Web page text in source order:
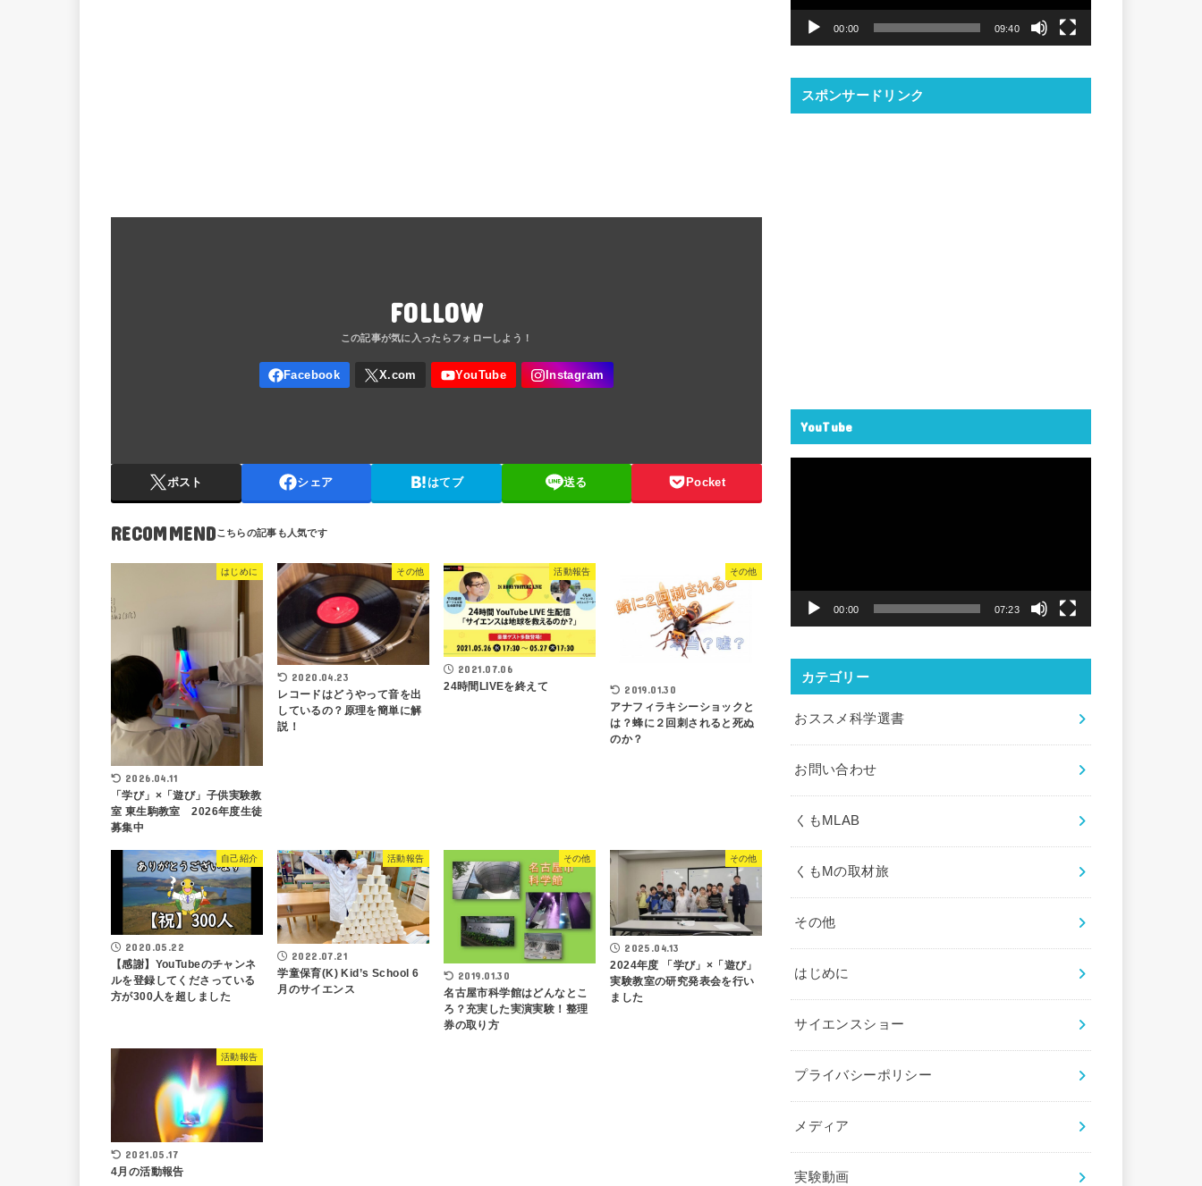
FOLLOW
ポスト シェア はてブ 送る Pocket
RECOMMEND
はじめに
2026.04.11
「学び」×「遊び」子供実験教
室 東生駒教室 2026年度生徒
募集中
その他
2020.04.23
レコードはどうやって音を出
しているの？原理を簡単に解
説！
活動報告
2021.07.06
24時間LIVEを終えて
その他
2019.01.30
アナフィラキシーショックと
は？蜂に２回刺されると死ぬ
のか？
自己紹介
2020.05.22
【感謝】YouTubeのチャンネ
ルを登録してくださっている
方が300人を超しました
活動報告
2022.07.21
学童保育(K) Kid’s School 6
月のサイエンス
その他
2019.01.30
名古屋市科学館はどんなとこ
ろ？充実した実演実験！整理
券の取り方
その他
2025.04.13
2024年度 「学び」×「遊び」
実験教室の研究発表会を行い
ました
活動報告
2021.05.17
4月の活動報告
ヤ
00:00 09:40
スポンサードリンク
YouTube
ヤ
00:00 07:23
カテゴリー
おススメ科学選書
お問い合わせ
くもMLAB
くもMの取材旅
その他
はじめに
サイエンスショー
プライバシーポリシー
メディア
実験動画